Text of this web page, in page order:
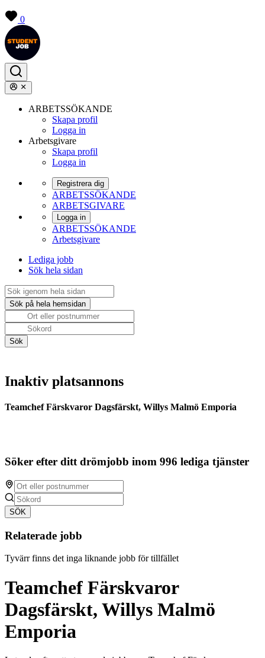
0
ARBETSSÖKANDE
Skapa profil
Logga in
Arbetsgivare
Skapa profil
Logga in
Registrera dig
ARBETSSÖKANDE
ARBETSGIVARE
Logga in
ARBETSSÖKANDE
Arbetsgivare
Lediga jobb
Sök hela sidan
Inaktiv platsannons
Teamchef Färskvaror Dagsfärskt, Willys Malmö Emporia
Söker efter ditt drömjobb inom 996 lediga tjänster
SÖK
Relaterade jobb
Tyvärr finns det inga liknande jobb för tillfället
Teamchef Färskvaror
Dagsfärskt, Willys Malmö
Emporia